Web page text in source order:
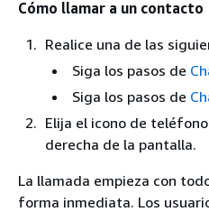
Cómo llamar a un contacto
Realice una de las
Siga los pasos de
Siga los pasos de
Elija el icono de
derecha de la pantalla.
La llamada empieza con
forma inmediata. Los